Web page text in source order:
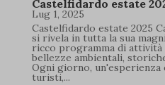
Castelfidardo estate
Lug 1, 2025
Castelfidardo estate 2025
si rivela in tutta la sua
ricco programma di
bellezze ambientali,
Ogni giorno, un'esperienza
turisti,...